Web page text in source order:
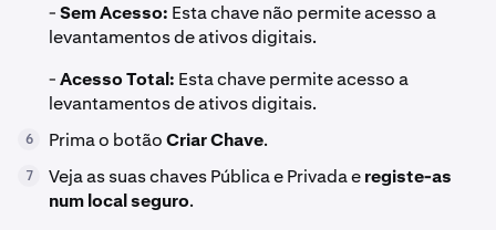
-Sem Acesso: Esta chave não permite acesso a
levantamentos de ativos digitais.
-Acesso Total: Esta chave permite acesso a
levantamentos de ativos digitais.
6 Prima o botãoCriar Chave.
7 Veja as suas chaves Pública e Privada eregiste-as
num local seguro.